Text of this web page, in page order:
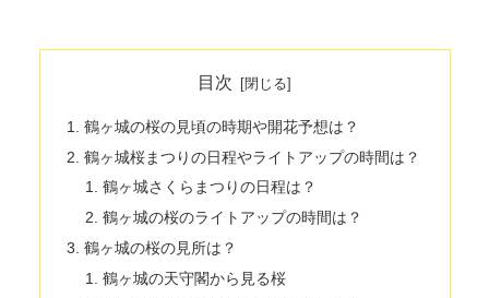
目次
鶴ヶ城の桜の見頃の時期や開花予想は？
鶴ヶ城桜まつりの日程やライトアップの時間は？
鶴ヶ城さくらまつりの日程は？
鶴ヶ城の桜のライトアップの時間は？
鶴ヶ城の桜の見所は？
鶴ヶ城の天守閣から見る桜